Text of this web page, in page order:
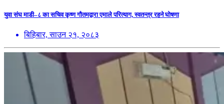
युवा संघ माडी–८ का सचिव कृष्ण गौतमद्वारा एमाले परित्याग, स्वतन्त्र रहने घोषणा
बिहिबार, साउन २१, २०८३